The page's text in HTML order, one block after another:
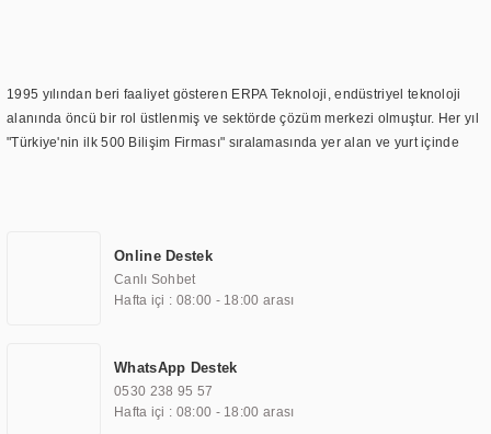
1995 yılından beri faaliyet gösteren ERPA Teknoloji, endüstriyel teknoloji
alanında öncü bir rol üstlenmiş ve sektörde çözüm merkezi olmuştur. Her yıl
"Türkiye'nin ilk 500 Bilişim Firması" sıralamasında yer alan ve yurt içinde
TOCHI markası altında kendi ürettiği ürünlerde kullanmıştır. Günümüzde
TOCHI; videowall, digital signage, kiosk, totem, akıllı durak ekranı, araç içi
ekran, asansör ekranı, digital menüboard, marin ekran, medikal ekran,
ekranları, endüstriyel ekranlar, kapı önü bilgi ekranları, panel PC,
endüstriyel Panel PC, mini PC, endüstriyel mini PC ve akıllı bina sistemleri
gibi çözümleri 4.5" ile 110” boyutları arasında üretebilirken, ayrıca standart
Online Destek
Canlı Sohbet
Hafta içi : 08:00 - 18:00 arası
WhatsApp Destek
0530 238 95 57
Hafta içi : 08:00 - 18:00 arası